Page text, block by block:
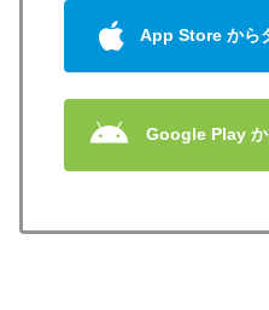
App Store から
Google Play か